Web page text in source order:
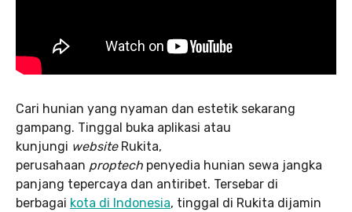
Cari hunian yang nyaman dan estetik sekarang
gampang. Tinggal buka aplikasi atau
kunjungi websiteRukita,
perusahaan proptech penyedia hunian sewa jangka
panjang tepercaya dan antiribet. Tersebar di
berbagai kota di Indonesia, tinggal di Rukita dijamin